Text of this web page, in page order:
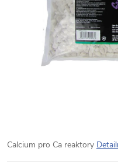
Calcium pro Ca reaktory